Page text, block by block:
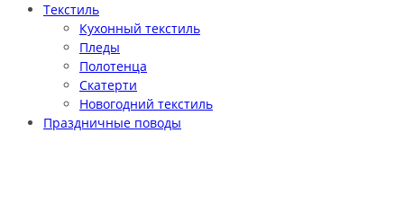
Текстиль
Кухонный текстиль
Пледы
Полотенца
Скатерти
Новогодний текстиль
Праздничные поводы